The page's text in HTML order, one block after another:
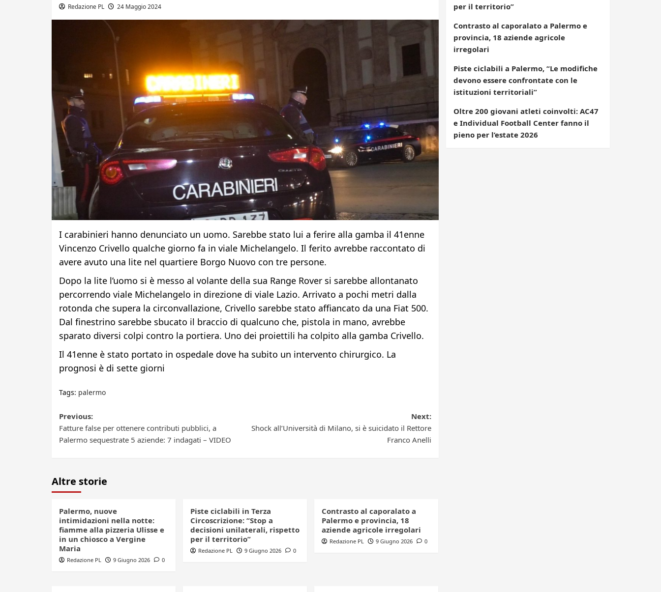
Redazione PL 24 Maggio 2024
I carabinieri hanno denunciato un uomo. Sarebbe stato lui a ferire alla gamba il 41enne
Vincenzo Crivello qualche giorno fa in viale Michelangelo. Il ferito avrebbe raccontato di
avere avuto una lite nel quartiere Borgo Nuovo con tre persone.
Dopo la lite l’uomo si è messo al volante della sua Range Rover si sarebbe allontanato
percorrendo viale Michelangelo in direzione di viale Lazio. Arrivato a pochi metri dalla
rotonda che supera la circonvallazione, Crivello sarebbe stato affiancato da una Fiat 500.
Dal finestrino sarebbe sbucato il braccio di qualcuno che, pistola in mano, avrebbe
sparato diversi colpi contro la portiera. Uno dei proiettili ha colpito alla gamba Crivello.
Il 41enne è stato portato in ospedale dove ha subito un intervento chirurgico. La
prognosi è di sette giorni
Tags: palermo
Post
navigation
Previous:
Fatture false per ottenere contributi pubblici, a
Palermo sequestrate 5 aziende: 7 indagati – VIDEO
Next:
Shock all’Università di Milano, si è suicidato il Rettore
Franco Anelli
Altre storie
Palermo, nuove
intimidazioni nella notte:
fiamme alla pizzeria Ulisse e
in un chiosco a Vergine
Maria
Redazione PL 9 Giugno 2026 0
Piste ciclabili in Terza
Circoscrizione: “Stop a
decisioni unilaterali, rispetto
per il territorio”
Redazione PL 9 Giugno 2026 0
Contrasto al caporalato a
Palermo e provincia, 18
aziende agricole irregolari
Redazione PL 9 Giugno 2026 0
per il territorio”
Contrasto al caporalato a Palermo e
provincia, 18 aziende agricole
irregolari
Piste ciclabili a Palermo, “Le modifiche
devono essere confrontate con le
istituzioni territoriali”
Oltre 200 giovani atleti coinvolti: AC47
e Individual Football Center fanno il
pieno per l’estate 2026